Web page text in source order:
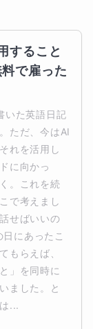
すること
で雇った
いた英語日記
ただ、今はAI
れを活用し
に向かっ
。これを続
で考えまし
せばいいの
にあったこ
もらえば、
」を同時に
ました。と
...